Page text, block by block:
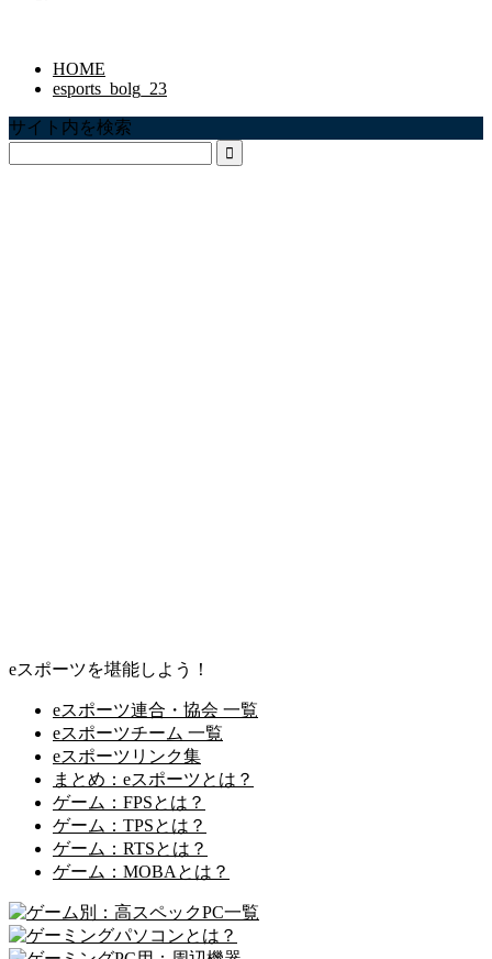
HOME
esports_bolg_23
サイト内を検索
eスポーツを堪能しよう！
eスポーツ連合・協会 一覧
eスポーツチーム 一覧
eスポーツリンク集
まとめ：eスポーツとは？
ゲーム：FPSとは？
ゲーム：TPSとは？
ゲーム：RTSとは？
ゲーム：MOBAとは？